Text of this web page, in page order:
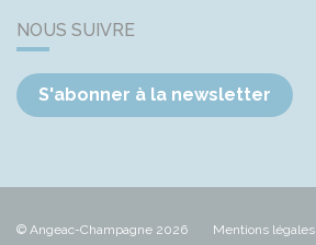
NOUS SUIVRE
S'abonner à la newsletter
© Angeac-Champagne 2026 Mentions légales